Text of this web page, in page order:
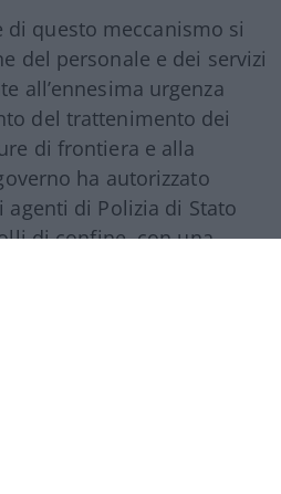
questo meccanismo si
del personale e dei servizi
all’ennesima urgenza
del trattenimento dei
di frontiera e alla
ha autorizzato
agenti di Polizia di Stato
di confine, con una